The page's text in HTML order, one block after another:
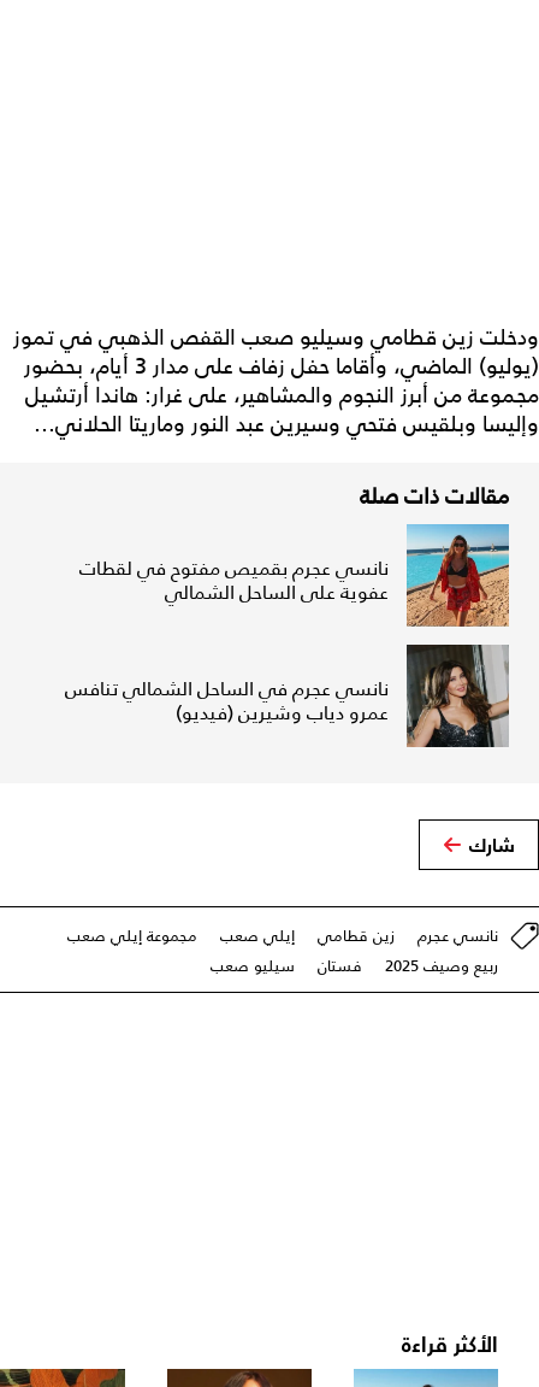
ودخلت زين قطامي وسيليو صعب القفص الذهبي في تموز
(يوليو) الماضي، وأقاما حفل زفاف على مدار 3 أيام، بحضور
مجموعة من أبرز النجوم والمشاهير، على غرار: هاندا أرتشيل
وإليسا وبلقيس فتحي وسيرين عبد النور وماريتا الحلاني...
مقالات ذات صلة
نانسي عجرم بقميص مفتوح في لقطات
عفوية على الساحل الشمالي
نانسي عجرم في الساحل الشمالي تنافس
عمرو دياب وشيرين (فيديو)
شارك
نانسي عجرم زين قطامي إيلي صعب
مجموعة إيلي صعب
ربيع وصيف 2025
فستان سيليو صعب
الأكثر قراءة